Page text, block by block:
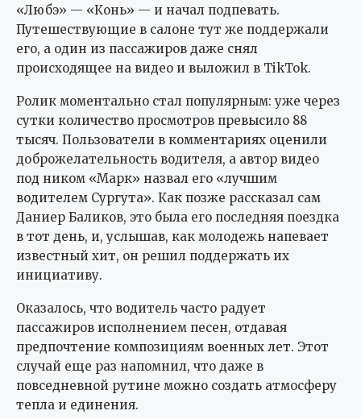
«Любэ» — «Конь» — и начал подпевать.
Путешествующие в салоне тут же поддержали
его, а один из пассажиров даже снял
происходящее на видео и выложил в TikTok.
Ролик моментально стал популярным: уже через
сутки количество просмотров превысило 88
тысяч. Пользователи в комментариях оценили
доброжелательность водителя, а автор видео
под ником «Марк» назвал его «лучшим
водителем Сургута». Как позже рассказал сам
Даниер Баликов, это была его последняя поездка
в тот день, и, услышав, как молодежь напевает
известный хит, он решил поддержать их
инициативу.
Оказалось, что водитель часто радует
пассажиров исполнением песен, отдавая
предпочтение композициям военных лет. Этот
случай еще раз напомнил, что даже в
повседневной рутине можно создать атмосферу
тепла и единения.